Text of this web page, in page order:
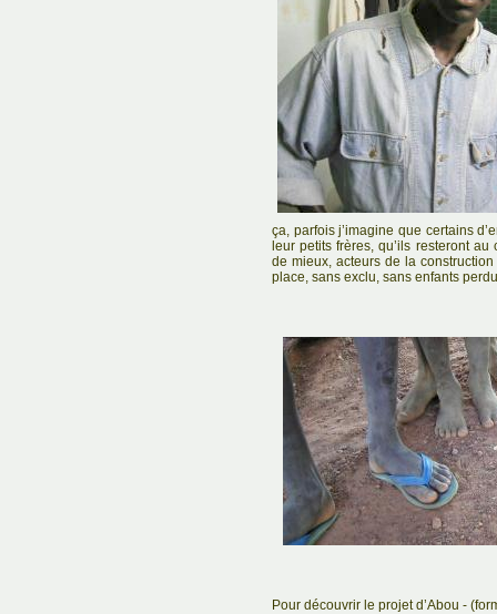
ça, parfois j’imagine que certains
leur petits frères, qu’ils resteront
de mieux, acteurs de la
place, sans exclu, sans enfants
Pour découvrir le projet d’Abou -